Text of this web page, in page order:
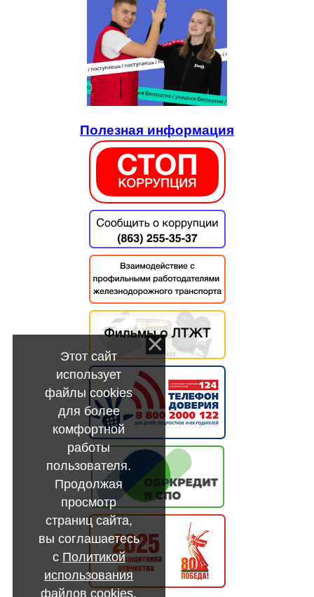
Полезная информация
Этот сайт
использует
файлы cookies
для более
комфортной
работы
пользователя.
Продолжая
просмотр
страниц сайта,
вы соглашаетесь
с Политикой
использования
файлов cookies.